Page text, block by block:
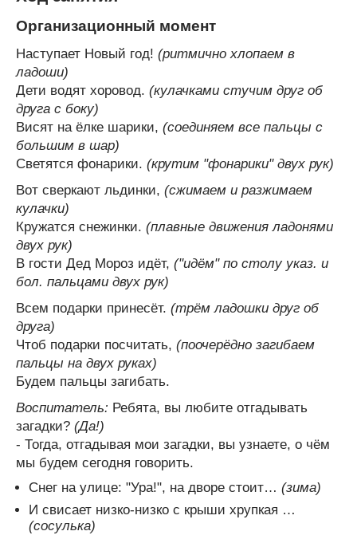
Организационный момент
Наступает Новый год! (ритмично хлопаем в
ладоши)
Дети водят хоровод. (кулачками стучим друг об
друга с боку)
Висят на ёлке шарики, (соединяем все пальцы с
большим в шар)
Светятся фонарики. (крутим "фонарики" двух рук)
Вот сверкают льдинки, (сжимаем и разжимаем
кулачки)
Кружатся снежинки. (плавные движения ладонями
двух рук)
В гости Дед Мороз идёт, ("идём" по столу указ. и
бол. пальцами двух рук)
Всем подарки принесёт. (трём ладошки друг об
друга)
Чтоб подарки посчитать, (поочерёдно загибаем
пальцы на двух руках)
Будем пальцы загибать.
Воспитатель: Ребята, вы любите отгадывать
загадки? (Да!)
- Тогда, отгадывая мои загадки, вы узнаете, о чём
мы будем сегодня говорить.
Снег на улице: "Ура!", на дворе стоит… (зима)
И свисает низко-низко с крыши хрупкая …
(сосулька)